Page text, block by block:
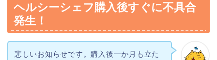
ヘルシーシェフ購入後すぐに不具合
発生！
悲しいお知らせです。購入後一か月も立た